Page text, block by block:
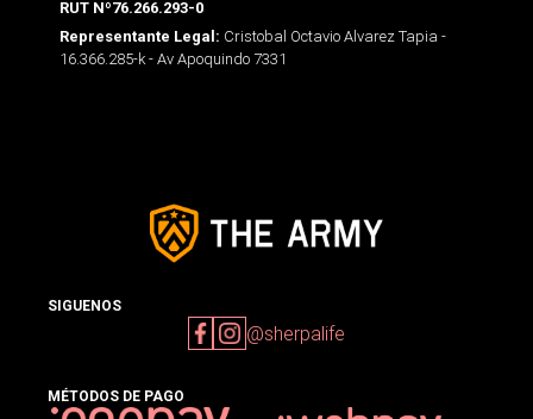
RUT Nº76.266.293-0
Representante Legal: Cristobal Octavio Alvarez Tapia -
16.366.285-k - Av Apoquindo 7331
SIGUENOS
@sherpalife
MÉTODOS DE PAGO